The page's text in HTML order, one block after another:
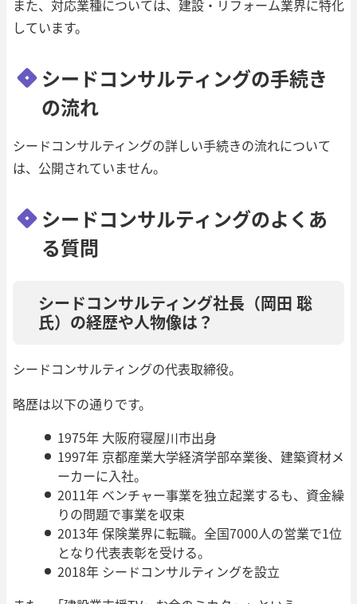
また、対応業種については、建設・リフォーム業界に特化
しています。
シードコンサルティングの手続き
の流れ
シードコンサルティングの詳しい手続きの流れについて
は、公開されていません。
シードコンサルティングのよくあ
る質問
シードコンサルティング社長（岡田 聡
氏）の経歴や人物像は？
シードコンサルティングの代表取締役。
略歴は以下の通りです。
1975年 大阪府寝屋川市出身
1997年 京都産業大学経済学部卒業後、建築資材メ
ーカーに入社。
2011年 ベンチャー事業を独立起業するも、資金繰
りの問題で事業を収束
2013年 保険業界に転職。全国7000人の営業で1位
となり代表表彰を受ける。
2018年 シードコンサルティングを設立